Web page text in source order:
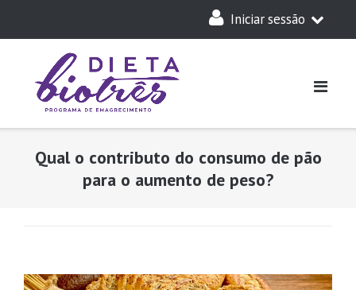
Iniciar sessão
Qual o contributo do consumo de pão
para o aumento de peso?